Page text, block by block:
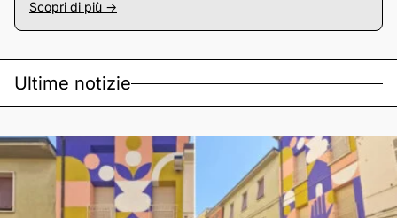
Scopri di più ->
Ultime notizie